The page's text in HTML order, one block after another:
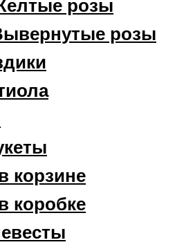
розы
розы
корзине
коробке